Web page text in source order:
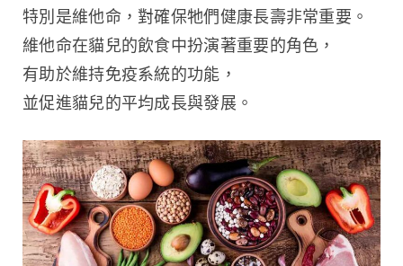
特別是維他命，對確保牠們健康長壽非常重要。
維他命在貓兒的飲食中扮演著重要的角色，
有助於維持免疫系統的功能，
並促進貓兒的平均成長與發展。